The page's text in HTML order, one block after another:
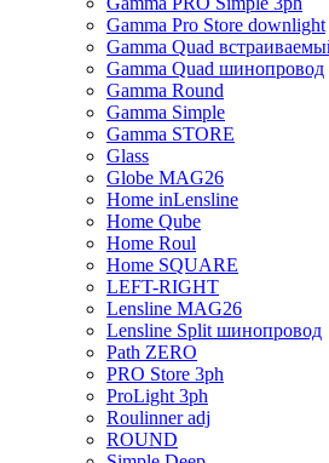
Gamma Pro Store downlight
Gamma Quad
Gamma Quad шинопровод
Gamma Round
Gamma Simple
Gamma STORE
Glass
Globe MAG26
Home inLensline
Home Qube
Home Roul
Home SQUARE
LEFT-RIGHT
Lensline MAG26
Lensline Split шинопровод
Path ZERO
PRO Store 3ph
ProLight 3ph
Roulinner adj
ROUND